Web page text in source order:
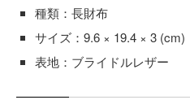
種類：長財布
サイズ：9.6 × 19.4 × 3 (cm)
表地：ブライドルレザー